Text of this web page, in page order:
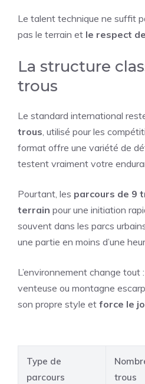
Le talent technique ne suffit
pas le terrain et le respect
La structure
trous
Le standard international
trous, utilisé pour les
format offre une variété de
testent vraiment votre
Pourtant, les parcours de 9
terrain pour une initiation
souvent dans les parcs
une partie en moins d’une
L’environnement change tout
venteuse ou montagne
son propre style et force le
Type de
parcours
trous